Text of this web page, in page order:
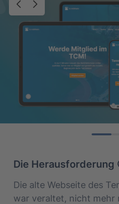
0 1
Die Herausforderung
Die alte Webseite des
war veraltet, nicht mehr